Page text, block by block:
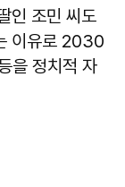
인 조민 씨도
이유로 2030
을 정치적 자